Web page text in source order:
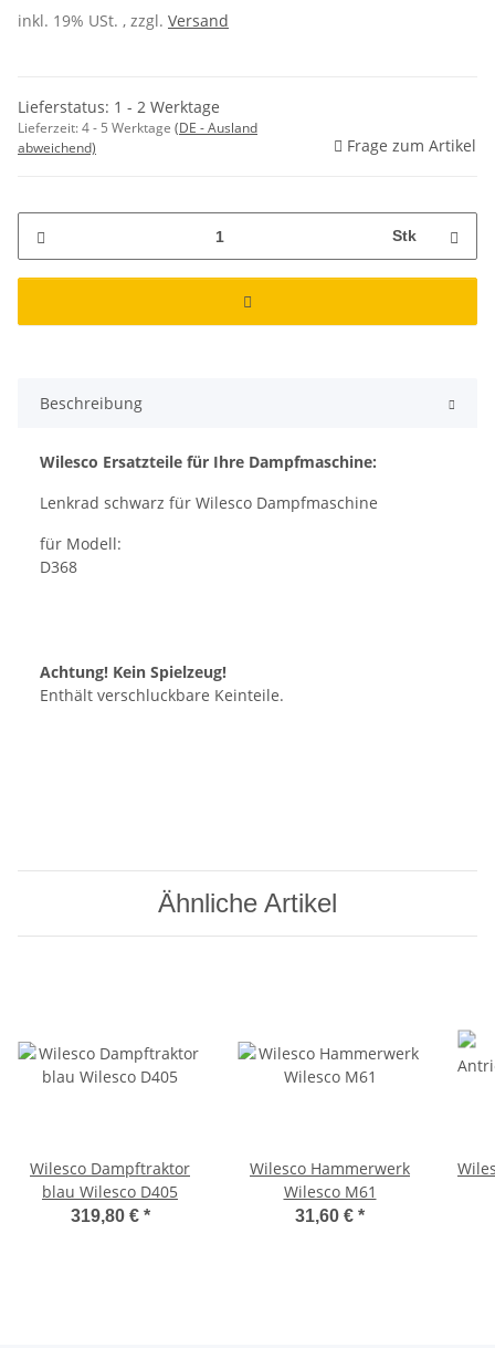
inkl. 19% USt. , zzgl. Versand
Lieferstatus: 1 - 2 Werktage
Lieferzeit:4 - 5 Werktage (DE - Ausland
abweichend)
Frage zum Artikel
Stk
Beschreibung
Wilesco Ersatzteile für Ihre Dampfmaschine:
Lenkrad schwarz für Wilesco Dampfmaschine
für Modell:
D368
Achtung! Kein Spielzeug!
Enthält verschluckbare Keinteile.
Ähnliche Artikel
Wilesco Dampftraktor
blau Wilesco D405
319,80 € *
Wilesco Hammerwerk
Wilesco M61
31,60 € *